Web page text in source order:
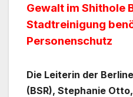
Gewalt im Shithole
Stadtreinigung
Personenschutz
Die Leiterin der
(BSR), Stephanie